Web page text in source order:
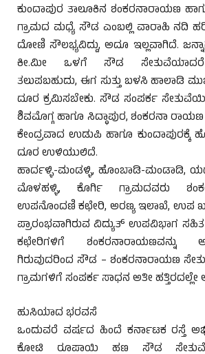
ಕುಂದಾಪುರ ತಾಲೂಕಿನ ಶಂಕರನಾರಾಯಣ
ಗ್ರಾಮದ ಮಧ್ಯೆ ಸೌಡ ಎಂಬಲ್ಲಿ ವಾರಾಹಿ ನದಿ
ದೋಣಿ ಸೌಲಭ್ಯವಿದ್ದು, ಅದೂ ಇಲ್ಲವಾಗಿದೆ.
ಕೀ.ಮೀ ಒಳಗೆ ಸೌಡ ಸೇತುವೆಯಾದರೆ
ತಲುಪಬಹುದು, ಈಗ ಸುತ್ತು ಬಳಸಿ ಹಾಲಾಡಿ
ದೂರ ಕ್ರಮಿಸಬೇಕು. ಸೌಡ ಸಂಪರ್ಕ
ಶಿವಮೊಗ್ಗ ಹಾಗೂ ಸಿದ್ಧಾಪುರ, ಶಂಕರನಾ
ಕೇಂದ್ರವಾದ ಉಡುಪಿ ಹಾಗೂ ಕುಂದಾಪುರಕ್ಕೆ
ದೂರ ಉಳಿಯುಲಿದೆ.
ಹಾರ್ದಳ್ಳಿ-ಮಂಡಳ್ಳಿ, ಹೊಂಬಾಡಿ-ಮಂಡಾಡಿ,
ಮೊಳಹಳ್ಳಿ, ಕೊರ್ಗಿ ಗ್ರಾಮದವರು
ಉಪನೊಂದಣಿ ಕಛೇರಿ, ಅರಣ್ಯ ಇಲಾಖೆ, ಉಪ
ಪ್ರಾರಂಭವಾಗಿರುವ ವಿದ್ಯುತ್ ಉಪವಿಭಾಗ ಸಹಿತ
ಕಛೇರಿಗಳಿಗೆ ಶಂಕರನಾರಾಯಣವನ್ನು
ಗಿರುವುದರಿಂದ ಸೌಡ – ಶಂಕರನಾರಾಯಣ
ಗ್ರಾಮಗಳಿಗೆ ಸಂಪರ್ಕ ಸಾಧನ ಅತೀ ಹತ್ತಿರದಲ್ಲೇ
ಹುಸಿಯಾದ ಭರವಸೆ
ಒಂದುವರೆ ವರ್ಷದ ಹಿಂದೆ ಕರ್ನಾಟಕ ರಸ್ತೆ
ಕೋಟಿ ರೂಪಾಯಿ ಹಣ ಸೌಡ